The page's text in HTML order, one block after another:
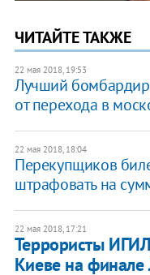
ЧИТАЙТЕ ТАКЖЕ
22 мая 2018, 19:53
Лучший
от перехода в
22 мая 2018, 18:04
Перекупщиков
штрафовать на
22 мая 2018, 17:21
Террористы
Киеве на финале